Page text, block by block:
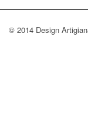
© 2014 Design